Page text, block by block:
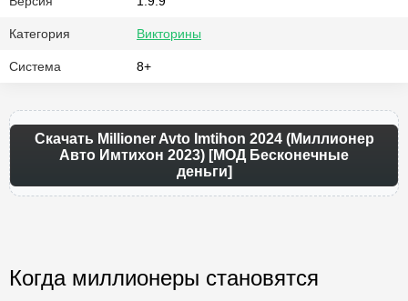
Категория Викторины
Система 8+
Скачать Millioner Avto Imtihon 2024 (Миллионер
Авто Имтихон 2023) [МОД Бесконечные
деньги]
Когда миллионеры становятся